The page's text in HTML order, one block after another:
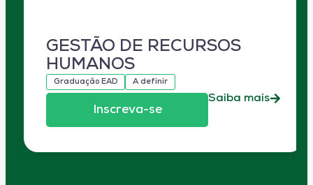
GESTÃO DE RECURSOS
HUMANOS
Graduação EAD A definir
Inscreva-se
Saiba mais